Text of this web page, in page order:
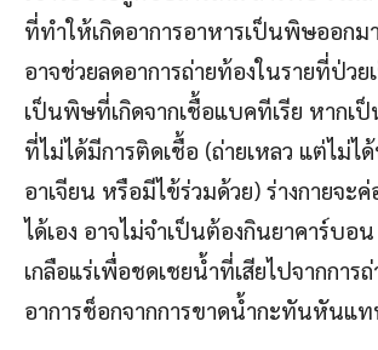
ที่ทำให้เกิดอาการอาหารเป็นพิษออกม
อาจช่วยลดอาการถ่ายท้องในรายที่ป่วย
เป็นพิษที่เกิดจากเชื้อแบคทีเรีย หากเป็
ที่ไม่ได้มีการติดเชื้อ (ถ่ายเหลว แต่ไม่ไ
อาเจียน หรือมีไข้ร่วมด้วย) ร่างกายจะ
ได้เอง อาจไม่จำเป็นต้องกินยาคาร์บอ
เกลือแร่เพื่อชดเชยน้ำที่เสียไปจากการ
อาการช็อกจากการขาดน้ำกะทันหันแ